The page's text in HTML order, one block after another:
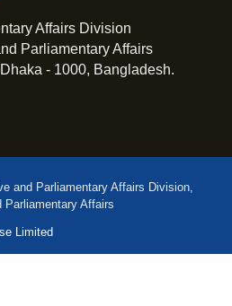
Affairs Division
Parliamentary Affairs
- 1000, Bangladesh.
and Parliamentary Affairs Division,
Parliamentary Affairs
Limited